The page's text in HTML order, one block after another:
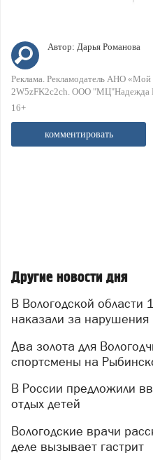
Автор: Дарья Романова
Реклама. Рекламодатель АНО
2W5zFK2c2ch. ООО "МЦ"Надежда
16+
комментировать
Другие новости дня
В Вологодской области 112 судоводителей
наказали за нарушения
Два золота для Вологодчины принесли
спортсмены на
В России предложили ввести налоговый вычет за
отдых детей
Вологодские врачи рассказали, что на самом
деле вызывает гастрит